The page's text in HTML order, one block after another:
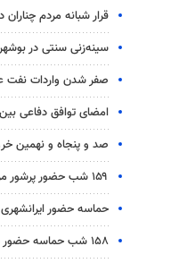
قرار شبانه مردم
سینه‌زنی سنتی در بوشهر
صفر شدن واردات نفت
امضای توافق دفاعی
صد و پنجاه و نهمین
۱۵۹ شب حضور پرشور مردم آب‌پخش در گذرگاه مقاومت
حماسه حضور ایرانشهری ها
۱۵۸ شب حماسه حضور در خیابان های زابل